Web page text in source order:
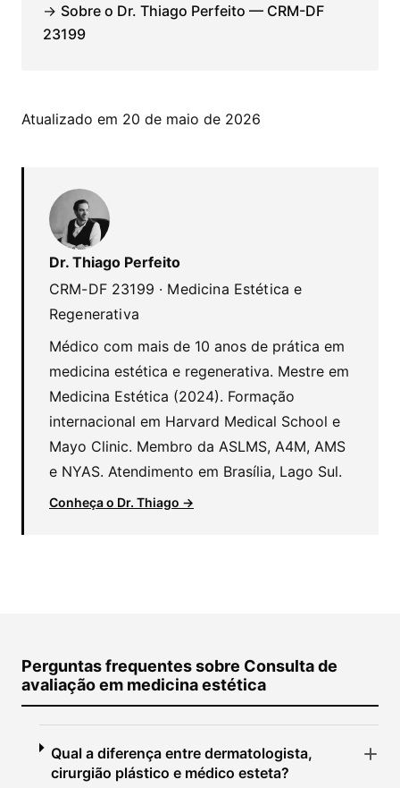
→ Sobre o Dr. Thiago Perfeito — CRM-DF
23199
Atualizado em 20 de maio de 2026
Dr. Thiago Perfeito
CRM-DF 23199 · Medicina Estética e
Regenerativa
Médico com mais de 10 anos de prática em
medicina estética e regenerativa. Mestre em
Medicina Estética (2024). Formação
internacional em Harvard Medical School e
Mayo Clinic. Membro da ASLMS, A4M, AMS
e NYAS. Atendimento em Brasília, Lago Sul.
Conheça o Dr. Thiago →
Perguntas frequentes sobre Consulta de
avaliação em medicina estética
Qual a diferença entre dermatologista,
cirurgião plástico e médico esteta?